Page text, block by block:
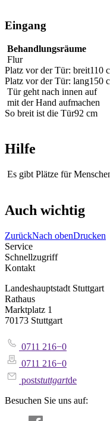
Eingang
Behandlungsräume
Flur
Platz vor der Tür: breit110
Platz vor der Tür: lang150
Tür geht nach innen auf
mit der Hand aufmachen
So breit ist die Tür92 cm
Hilfe
Es gibt Plätze für
Auch wichtig
ZurückNach obenDrucken
Service
Schnellzugriff
Kontakt
Landeshauptstadt Stuttgart
Rathaus
Marktplatz 1
70173 Stuttgart
0711 216−0
0711 216−0
poststuttgartde
Besuchen Sie uns auf: